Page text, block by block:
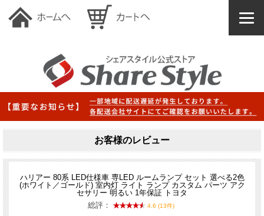
お客様のレビュー
ハリアー 80系 LED仕様車 専LED ルームランプ セット 選べる2色
(ホワイト／ゴールド) 室内灯 ライト ランプ カスタム パーツ アク
セサリー 明るい 1年保証 トヨタ
総評：
4.6 (13件)